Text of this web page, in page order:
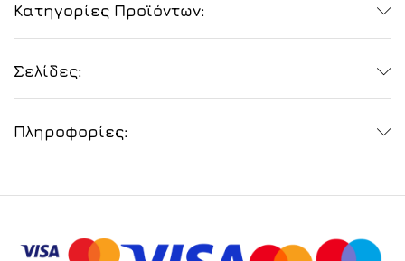
Κατηγορίες Προϊόντων:
Σελίδες:
Πληροφορίες: